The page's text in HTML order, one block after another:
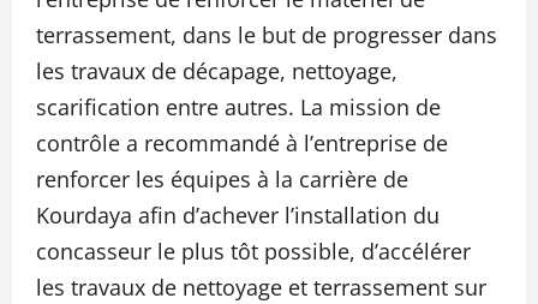
terrassement, dans le but de progresser dans
les travaux de décapage, nettoyage,
scarification entre autres. La mission de
contrôle a recommandé à l’entreprise de
renforcer les équipes à la carrière de
Kourdaya afin d’achever l’installation du
concasseur le plus tôt possible, d’accélérer
les travaux de nettoyage et terrassement sur